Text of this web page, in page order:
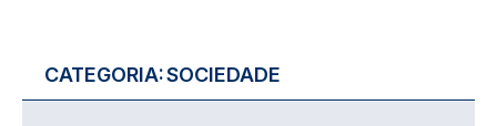
CATEGORIA:SOCIEDADE